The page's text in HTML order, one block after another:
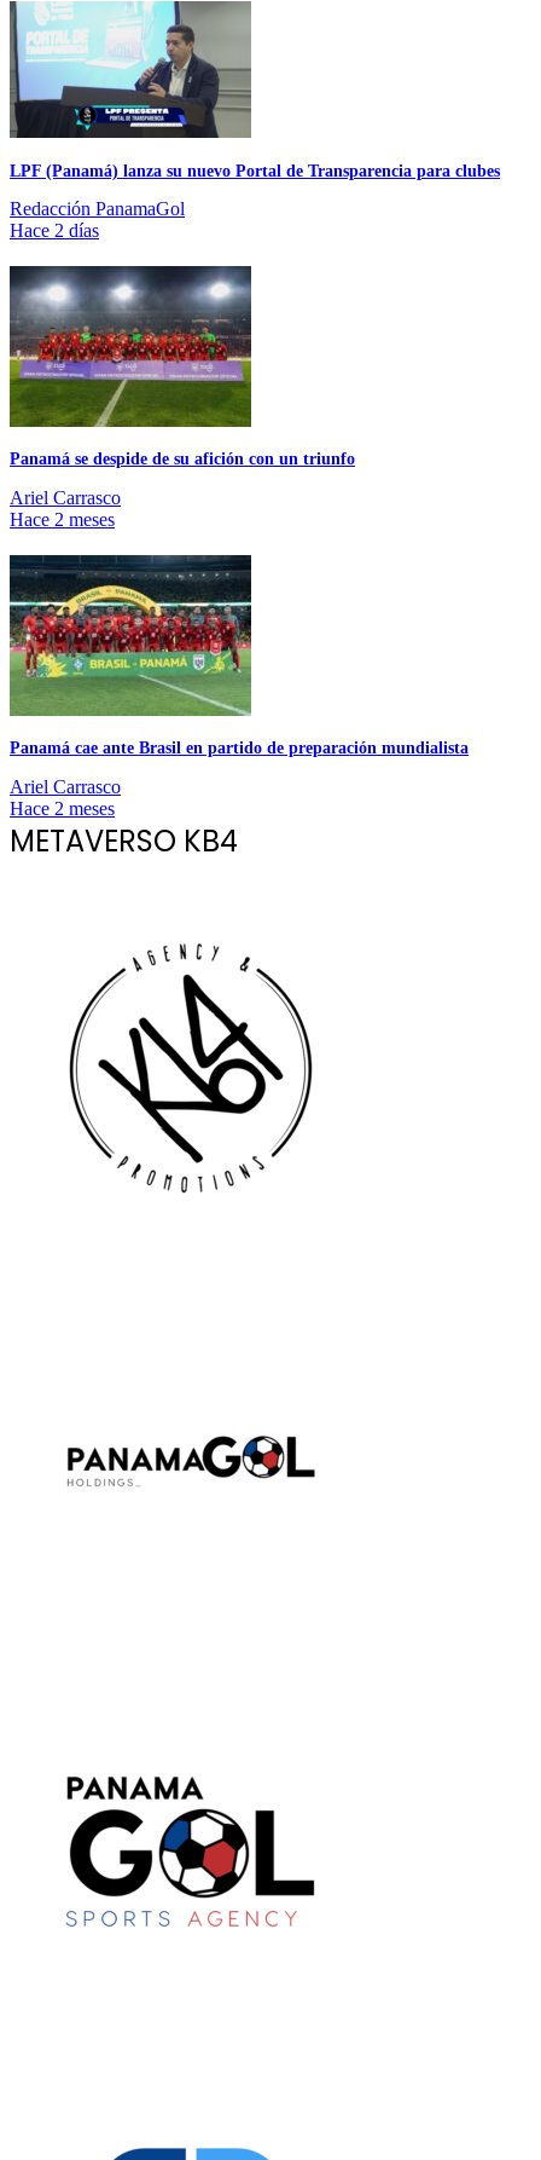
LPF (Panamá) lanza su nuevo Portal de Transparencia para clubes
Redacción PanamaGol
Hace 2 días
Panamá se despide de su afición con un triunfo
Ariel Carrasco
Hace 2 meses
Panamá cae ante Brasil en partido de preparación mundialista
Ariel Carrasco
Hace 2 meses
METAVERSO KB4